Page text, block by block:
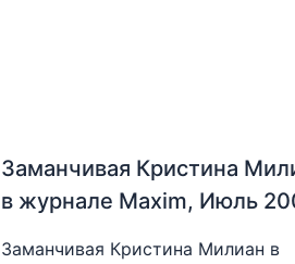
Заманчивая Кристина
в журнале Maxim, Июль
Заманчивая Кристина Милиан в